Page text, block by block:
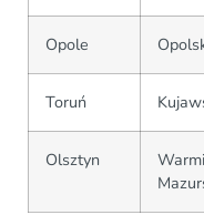
Opole
Toruń
Olsztyn